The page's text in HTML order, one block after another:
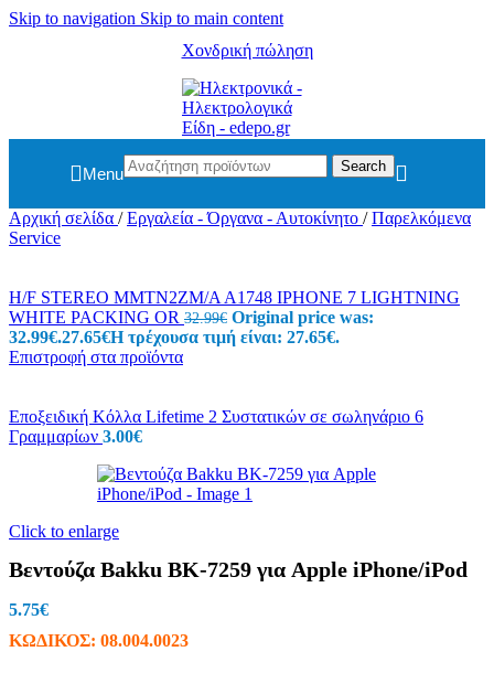
Skip to navigation Skip to main content
Χονδρική πώληση
Menu Search
Αρχική σελίδα / Εργαλεία - Όργανα - Αυτοκίνητο / Παρελκόμενα
Service
H/F STEREO MMTN2ZM/A A1748 IPHONE 7 LIGHTNING
WHITE PACKING OR 32.99€ Original price was:
32.99€.27.65€Η τρέχουσα τιμή είναι: 27.65€.
Επιστροφή στα προϊόντα
Εποξειδική Κόλλα Lifetime 2 Συστατικών σε σωληνάριο 6
Γραμμαρίων 3.00€
Click to enlarge
Βεντούζα Bakku BK-7259 για Apple iPhone/iPod
5.75€
ΚΩΔΙΚΟΣ: 08.004.0023